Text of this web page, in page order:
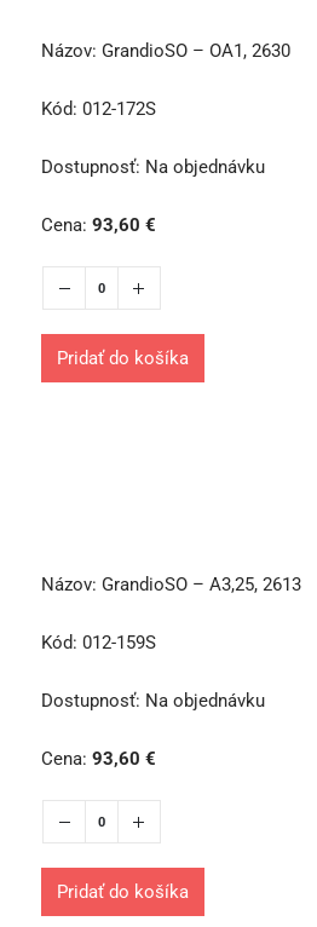
Názov: GrandioSO – OA1, 2630
Kód: 012-172S
Dostupnosť: Na objednávku
Cena: 93,60 €
Pridať do košíka
Názov: GrandioSO – A3,25, 2613
Kód: 012-159S
Dostupnosť: Na objednávku
Cena: 93,60 €
Pridať do košíka